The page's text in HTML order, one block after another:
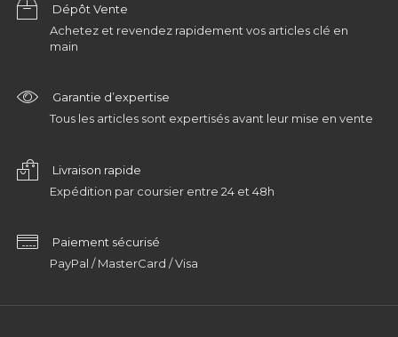
Dépôt Vente
Achetez et revendez rapidement vos articles clé en
main
Garantie d’expertise
Tous les articles sont expertisés avant leur mise en vente
Livraison rapide
Expédition par coursier entre 24 et 48h
Paiement sécurisé
PayPal / MasterCard / Visa